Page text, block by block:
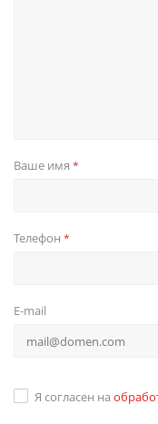
Ваше имя *
Телефон *
E-mail
Я согласен на